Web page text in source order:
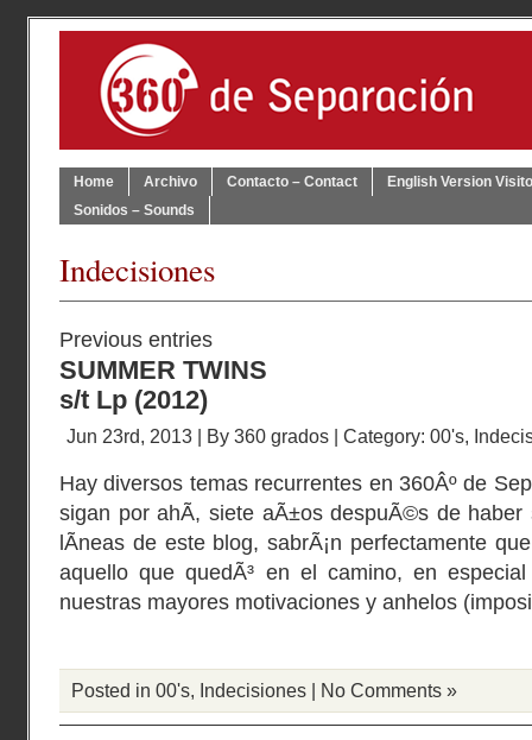
Home Archivo Contacto – Contact
English Version
Sonidos – Sounds
Indecisiones
Previous entries
SUMMER TWINS
s/t Lp (2012)
Jun 23rd, 2013 | By 360 grados | Category: 00's,
Hay diversos temas recurrentes en 360Âº de
sigan por ahÃ­, siete aÃ±os despuÃ©s de haber
lÃ­neas de este blog, sabrÃ¡n perfectamente
aquello que quedÃ³ en el camino, en
nuestras mayores motivaciones y anhelos
Posted in 00's, Indecisiones | No Comments »